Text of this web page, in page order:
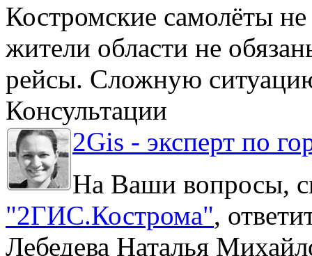
Костромские самолёты
жители области не
рейсы. Сложную
Консультации
2Gis - эксперт по
На Ваши вопросы,
"2ГИС.Кострома",
Лебедева Наталья